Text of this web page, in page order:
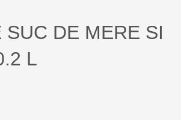
SUC DE MERE SI
L